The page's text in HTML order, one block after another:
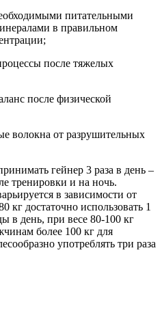
питательными
в правильном
после тяжелых
после физической
волокна от разрушительных
гейнер 3 раза в день –
тренировки и на ночь.
в зависимости от
кг достаточно использовать 1
в день, при весе 80-100 кг
более 100 кг для
употреблять три раза